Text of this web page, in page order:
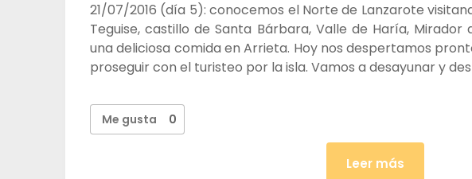
21/07/2016 (día 5): conocemos el Norte de Lanzarote
Teguise, castillo de Santa Bárbara, Valle de Haría,
una deliciosa comida en Arrieta. Hoy nos despertamos
proseguir con el turisteo por la isla. Vamos a desayunar y
Me gusta 0
Leer más